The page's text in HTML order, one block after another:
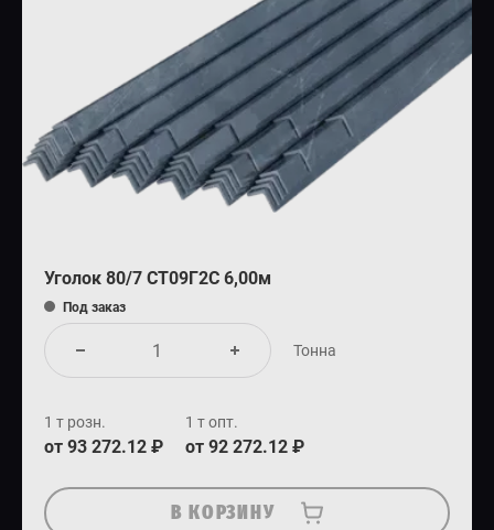
Уголок 80/7 СТ09Г2С 6,00м
Под заказ
Тонна
1 т розн.
от 93 272.12 ₽
1 т опт.
от 92 272.12 ₽
В КОРЗИНУ